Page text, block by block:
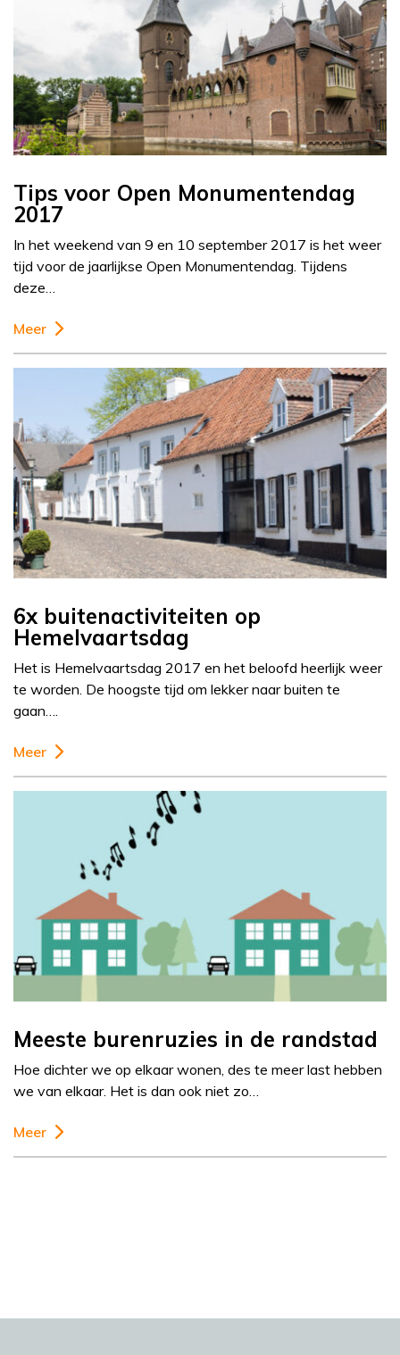
Tips voor Open Monumentendag
2017
In het weekend van 9 en 10 september 2017 is het weer
tijd voor de jaarlijkse Open Monumentendag. Tijdens
deze…
Meer
6x buitenactiviteiten op
Hemelvaartsdag
Het is Hemelvaartsdag 2017 en het beloofd heerlijk weer
te worden. De hoogste tijd om lekker naar buiten te
gaan….
Meer
Meeste burenruzies in de randstad
Hoe dichter we op elkaar wonen, des te meer last hebben
we van elkaar. Het is dan ook niet zo…
Meer